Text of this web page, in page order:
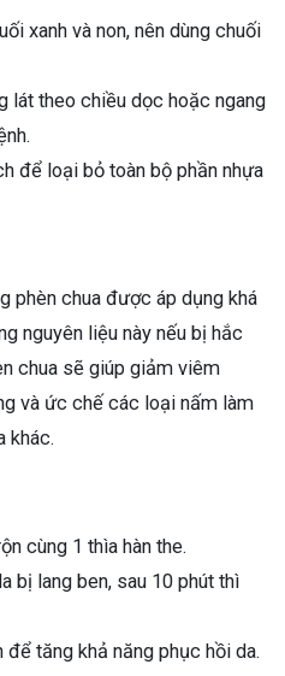
xanh và non, nên dùng chuối
lát theo chiều dọc hoặc ngang
để loại bỏ toàn bộ phần nhựa
phèn chua được áp dụng khá
nguyên liệu này nếu bị hắc
chua sẽ giúp giảm viêm
và ức chế các loại nấm làm
khác.
cùng 1 thìa hàn the.
bị lang ben, sau 10 phút thì
tăng khả năng phục hồi da.